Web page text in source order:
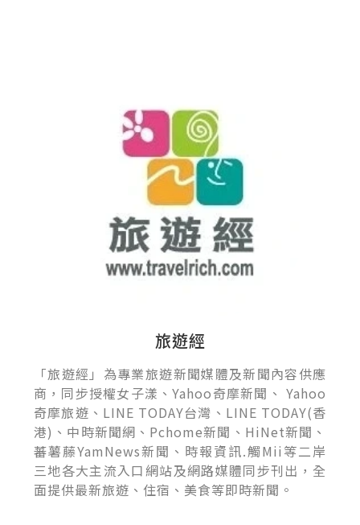
旅遊經
「旅遊經」為專業旅遊新聞媒體及新聞內容供應
商，同步授權女子漾、Yahoo奇摩新聞、 Yahoo
奇摩旅遊、LINE TODAY台灣、LINE TODAY(香
港)、中時新聞網、Pchome新聞、HiNet新聞、
蕃薯藤YamNews新聞、時報資訊.觸Mii等二岸
三地各大主流入口網站及網路媒體同步刊出，全
面提供最新旅遊、住宿、美食等即時新聞。